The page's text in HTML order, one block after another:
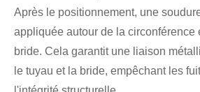
Après le positionnement, une
appliquée autour de la circonférence
bride. Cela garantit une liaison
le tuyau et la bride, empêchant les